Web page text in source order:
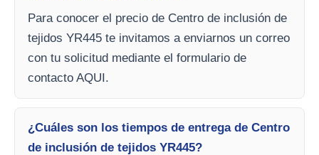
Para conocer el precio de Centro de inclusión de
tejidos YR445 te invitamos a enviarnos un correo
con tu solicitud mediante el formulario de
contacto AQUI.
¿Cuáles son los tiempos de entrega de Centro
de inclusión de tejidos YR445?